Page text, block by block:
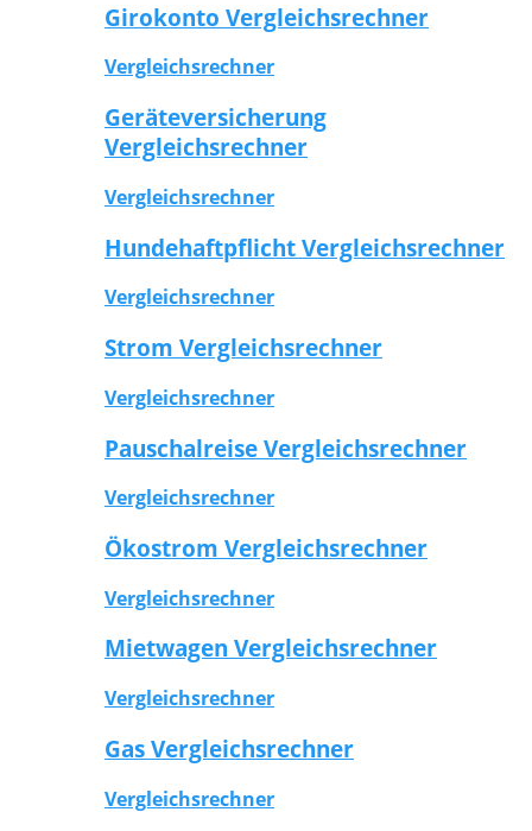
Girokonto Vergleichsrechner
Vergleichsrechner
Geräteversicherung
Vergleichsrechner
Vergleichsrechner
Hundehaftpflicht Vergleichsrechner
Vergleichsrechner
Strom Vergleichsrechner
Vergleichsrechner
Pauschalreise Vergleichsrechner
Vergleichsrechner
Ökostrom Vergleichsrechner
Vergleichsrechner
Mietwagen Vergleichsrechner
Vergleichsrechner
Gas Vergleichsrechner
Vergleichsrechner